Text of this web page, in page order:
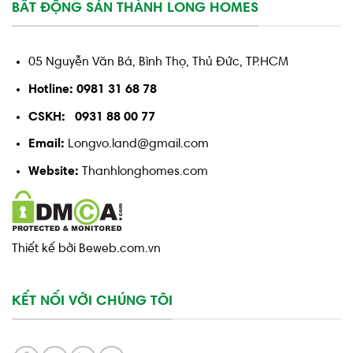
BẤT ĐỘNG SẢN THÀNH LONG HOMES
05 Nguyễn Văn Bá, Bình Thọ, Thủ Đức, TP.HCM
Hotline: 0981 31 68 78
CSKH: 0931 88 00 77
Email: Longvo.land@gmail.com
Website: Thanhlonghomes.com
Thiết kế bởi Beweb.com.vn
KẾT NỐI VỚI CHÚNG TÔI